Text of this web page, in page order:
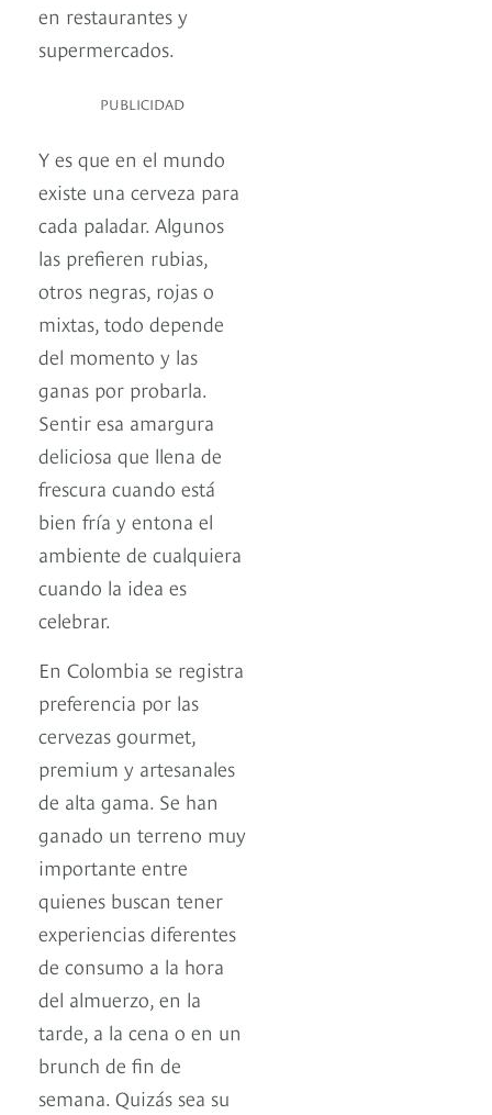
en restaurantes y
supermercados.
PUBLICIDAD
Y es que en el mundo
existe una cerveza para
cada paladar. Algunos
las prefieren rubias,
otros negras, rojas o
mixtas, todo depende
del momento y las
ganas por probarla.
Sentir esa amargura
deliciosa que llena de
frescura cuando está
bien fría y entona el
ambiente de cualquiera
cuando la idea es
celebrar.
En Colombia se registra
preferencia por las
cervezas gourmet,
premium y artesanales
de alta gama. Se han
ganado un terreno muy
importante entre
quienes buscan tener
experiencias diferentes
de consumo a la hora
del almuerzo, en la
tarde, a la cena o en un
brunch de fin de
semana. Quizás sea su